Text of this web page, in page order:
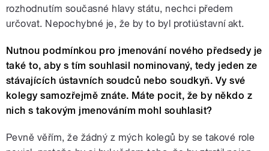
rozhodnutím současné hlavy státu, nechci předem
určovat. Nepochybné je, že by to byl protiústavní akt.
Nutnou podmínkou pro jmenování nového předsedy je
také to, aby s tím souhlasil nominovaný, tedy jeden ze
stávajících ústavních soudců nebo soudkyň. Vy své
kolegy samozřejmě znáte. Máte pocit, že by někdo z
nich s takovým jmenováním mohl souhlasit?
Pevně věřím, že žádný z mých kolegů by se takové role